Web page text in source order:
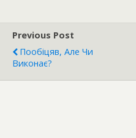
Previous Post
Пообіцяв, Але Чи
Виконає?